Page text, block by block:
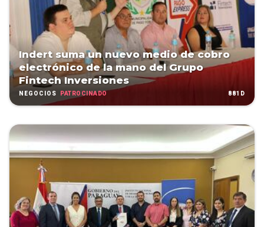
Indert suma un nuevo medio de cobro
electrónico de la mano del Grupo
Fintech Inversiones
NEGOCIOS PATROCINADO 881D